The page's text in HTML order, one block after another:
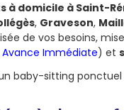
à domicile à Saint-
, Graveson,
de vos besoins,
Avance Immédiate) et
baby-sitting